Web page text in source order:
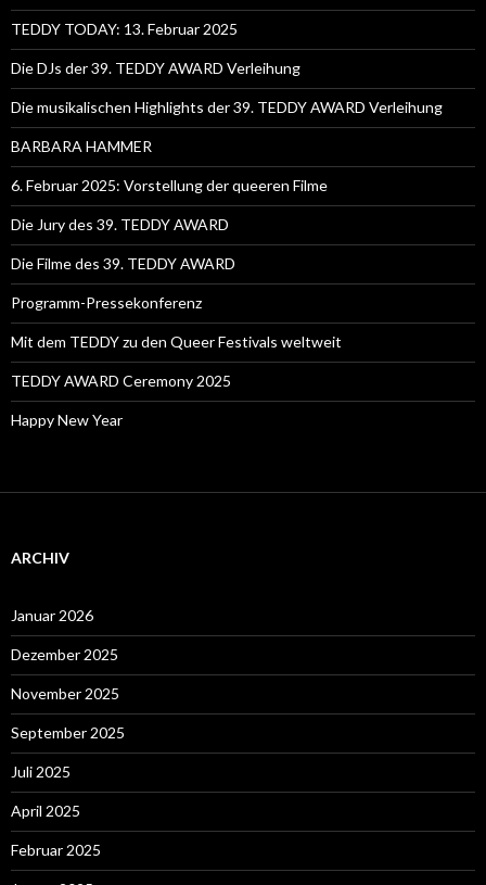
TEDDY TODAY: 13. Februar 2025
Die DJs der 39. TEDDY AWARD Verleihung
Die musikalischen Highlights der 39. TEDDY AWARD Verleihung
BARBARA HAMMER
6. Februar 2025: Vorstellung der queeren Filme
Die Jury des 39. TEDDY AWARD
Die Filme des 39. TEDDY AWARD
Programm-Pressekonferenz
Mit dem TEDDY zu den Queer Festivals weltweit
TEDDY AWARD Ceremony 2025
Happy New Year
ARCHIV
Januar 2026
Dezember 2025
November 2025
September 2025
Juli 2025
April 2025
Februar 2025